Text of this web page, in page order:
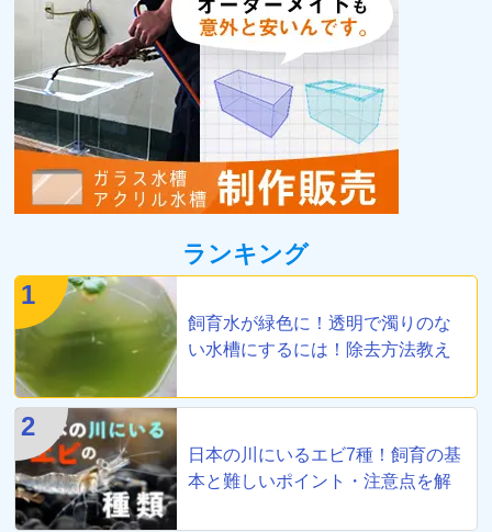
ランキング
1
飼育水が緑色に！透明で濁りのな
い水槽にするには！除去方法教え
2
日本の川にいるエビ7種！飼育の基
本と難しいポイント・注意点を解